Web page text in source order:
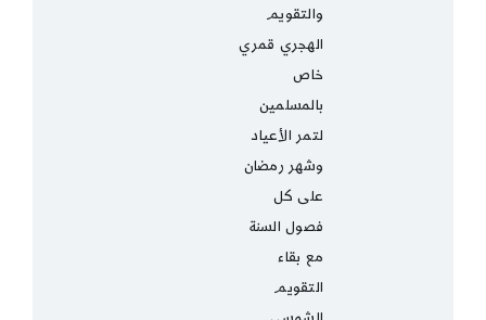
والتقويم
الهجري قمري
خاص
بالمسلمين
لتمر الأعياد
وشهر رمضان
على كل
فصول السنة
مع بقاء
التقويم